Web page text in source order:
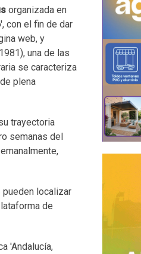
organizada en
con el fin de dar
web, y
una de las
se caracteriza
plena
trayectoria
semanas del
localizar
de
'Andalucía,